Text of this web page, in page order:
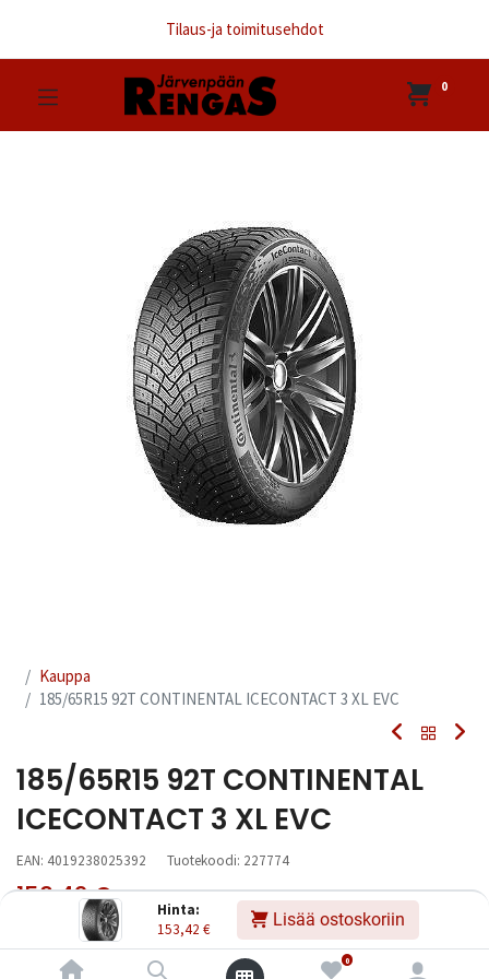
Hinta:
153,42 € Lisää ostoskoriin
0
Tilaus-ja toimitusehdot
0
Kauppa
185/65R15 92T CONTINENTAL ICECONTACT 3 XL EVC
185/65R15 92T CONTINENTAL
ICECONTACT 3 XL EVC
EAN: 4019238025392 Tuotekoodi: 227774
153,42€ Sisältää ALV:n/ kpl
Toimittajilla (kotimaa):
Saatavilla